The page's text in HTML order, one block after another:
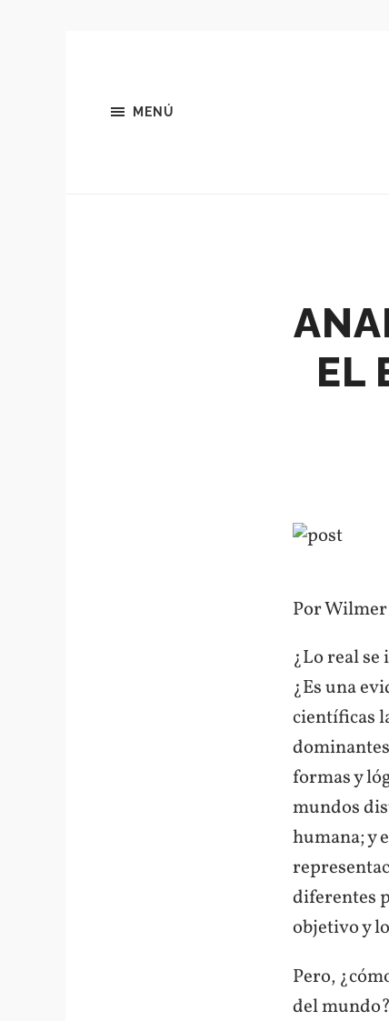
MENÚ
EL
Por
¿Lo real
¿Es una
científicas
formas y
mundos
humana; y
diferentes
objetivo y
Pero,
del